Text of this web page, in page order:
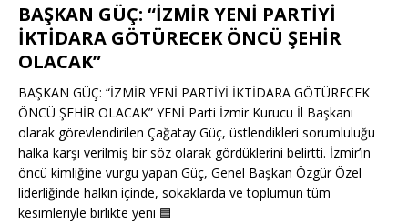
BAŞKAN GÜÇ: “İZMİR YENİ PARTİYİ
İKTİDARA GÖTÜRECEK ÖNCÜ ŞEHİR
OLACAK”
BAŞKAN GÜÇ: “İZMİR YENİ PARTİYİ İKTİDARA GÖTÜRECEK
ÖNCÜ ŞEHİR OLACAK” YENİ Parti İzmir Kurucu İl Başkanı
olarak görevlendirilen Çağatay Güç, üstlendikleri sorumluluğu
halka karşı verilmiş bir söz olarak gördüklerini belirtti. İzmir’in
öncü kimliğine vurgu yapan Güç, Genel Başkan Özgür Özel
liderliğinde halkın içinde, sokaklarda ve toplumun tüm
kesimleriyle birlikte yeni 🟦